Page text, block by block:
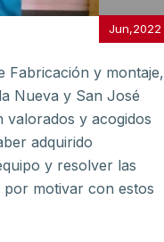
Jun,2022
Fabricación y montaje,
Nueva y San José
valorados y acogidos
adquirido
y resolver las
por motivar con estos